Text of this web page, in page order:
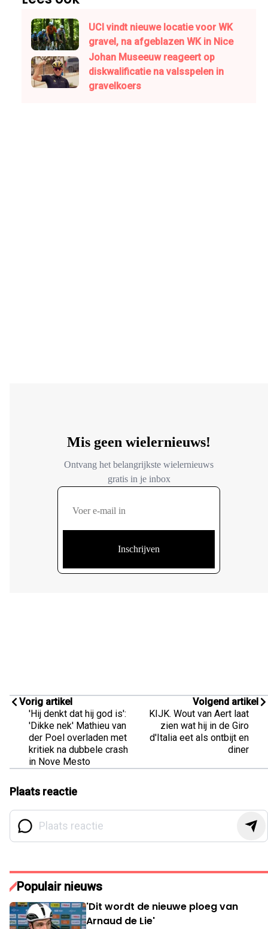
UCI vindt nieuwe locatie voor WK
gravel, na afgeblazen WK in Nice
Johan Museeuw reageert op
diskwalificatie na valsspelen in
gravelkoers
Vorig artikel
'Hij denkt dat hij god is':
'Dikke nek' Mathieu van
der Poel overladen met
kritiek na dubbele crash
in Nove Mesto
Volgend artikel
KIJK. Wout van Aert laat
zien wat hij in de Giro
d'Italia eet als ontbijt en
diner
Plaats reactie
Populair nieuws
'Dit wordt de nieuwe ploeg van
Arnaud de Lie'